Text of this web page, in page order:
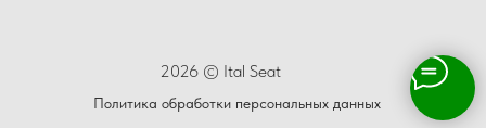
2026 © Ital Seat
Политика обработки персональных данных